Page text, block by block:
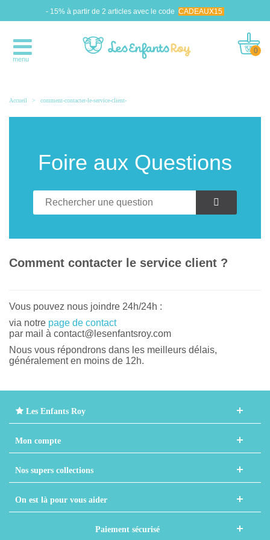
- 15% à partir de 2 articles avec le code CADEAUX15
menu
0
Accueil > comment-contacter-le-service-client-
Foire aux Questions
Comment contacter le service client ?
Vous pouvez nous joindre 24h/24h :
via notre page de contact
par mail à contact@lesenfantsroy.com
Nous vous répondrons dans les meilleurs délais,
généralement en moins de 12h.
Les Enfants Roy
Mon compte
Nos supers collections
On est là pour vous aider
Paiement sécurisé